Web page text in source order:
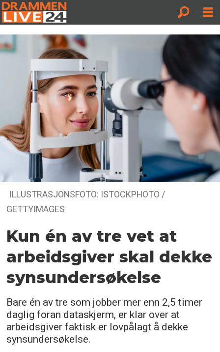
ILLUSTRASJONSFOTO: ISTOCKPHOTO /
GETTYIMAGES
Kun én av tre vet at
arbeidsgiver skal dekke
synsundersøkelse
Bare én av tre som jobber mer enn 2,5 timer
daglig foran dataskjerm, er klar over at
arbeidsgiver faktisk er lovpålagt å dekke
synsundersøkelse.